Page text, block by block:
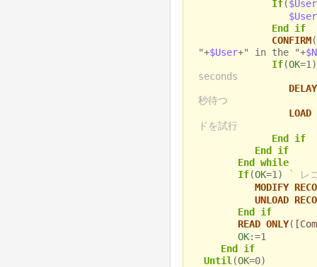
If($User
$User
End if
CONFIRM
"+$User+" in the "+
If(OK
seconds
秒待つ
LOAD
ドを試行
End if
End if
End while
If(OK=1)
` レ
MODIFY
UNLOAD
End if
READ ONLY(
OK:=1
End if
Until (OK=0)